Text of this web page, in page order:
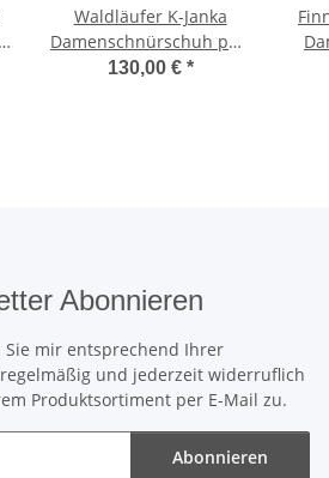
Waldläufer K-Janka
Damenschnürschuh perl
lightgold Weite K
130,00 € *
Abonnieren
Sie mir entsprechend Ihrer
regelmäßig und jederzeit widerruflich
Produktsortiment per E-Mail zu.
Abonnieren